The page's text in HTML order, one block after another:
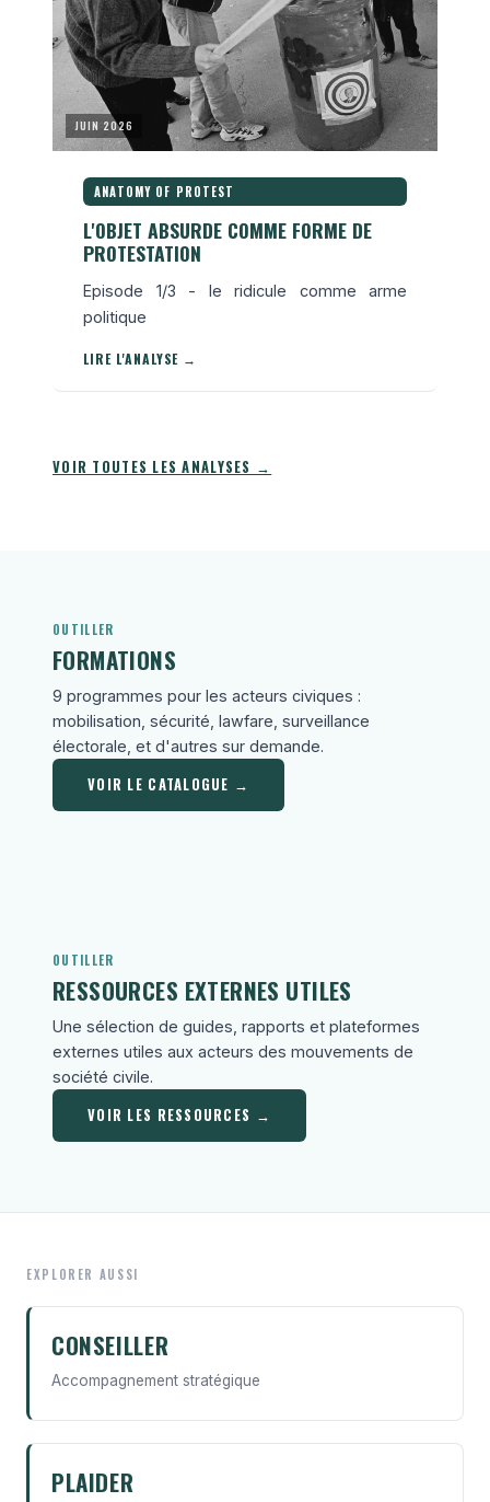
JUIN 2026
ANATOMY OF PROTEST
L'OBJET ABSURDE COMME FORME DE
PROTESTATION
Episode 1/3 - le ridicule comme arme
politique
LIRE L'ANALYSE →
VOIR TOUTES LES ANALYSES →
OUTILLER
FORMATIONS
9 programmes pour les acteurs civiques :
mobilisation, sécurité, lawfare, surveillance
électorale, et d'autres sur demande.
VOIR LE CATALOGUE →
OUTILLER
RESSOURCES EXTERNES UTILES
Une sélection de guides, rapports et plateformes
externes utiles aux acteurs des mouvements de
société civile.
VOIR LES RESSOURCES →
EXPLORER AUSSI
CONSEILLER
Accompagnement stratégique
PLAIDER